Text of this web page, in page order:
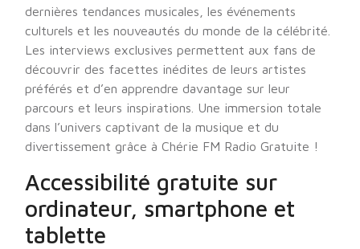
dernières tendances musicales, les événements
culturels et les nouveautés du monde de la célébrité.
Les interviews exclusives permettent aux fans de
découvrir des facettes inédites de leurs artistes
préférés et d’en apprendre davantage sur leur
parcours et leurs inspirations. Une immersion totale
dans l’univers captivant de la musique et du
divertissement grâce à Chérie FM Radio Gratuite !
Accessibilité gratuite sur
ordinateur, smartphone et
tablette